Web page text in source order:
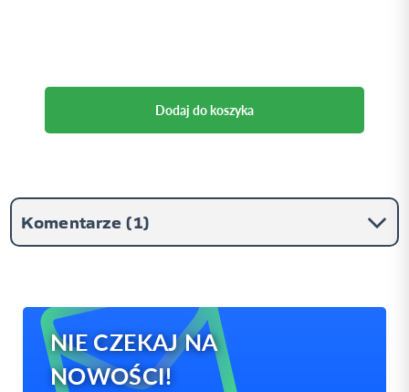
Dodaj do koszyka
Komentarze (1)
NIE CZEKAJ NA
NOWOŚCI!